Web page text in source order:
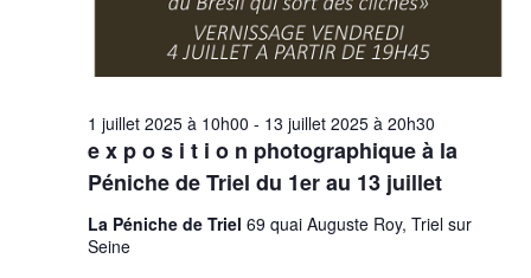
e x p o s i t i o n photographique à la
Péniche de Triel du 1er au 13 juillet
1 juillet 2025 à 10h00 - 13 juillet 2025 à 20h30
La Péniche de Triel 69 quai Auguste Roy, Triel sur
Seine